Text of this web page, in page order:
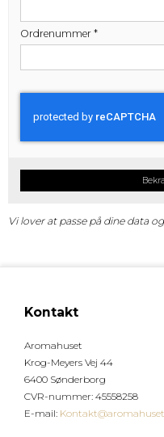
Ordrenummer *
Vi lover at passe på dine data
Kontakt
Aromahuset
Krog-Meyers Vej 44
6400 Sønderborg
CVR-nummer: 45558258
E-mail: